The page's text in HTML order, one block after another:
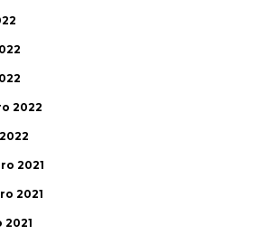
2022
2021
2021